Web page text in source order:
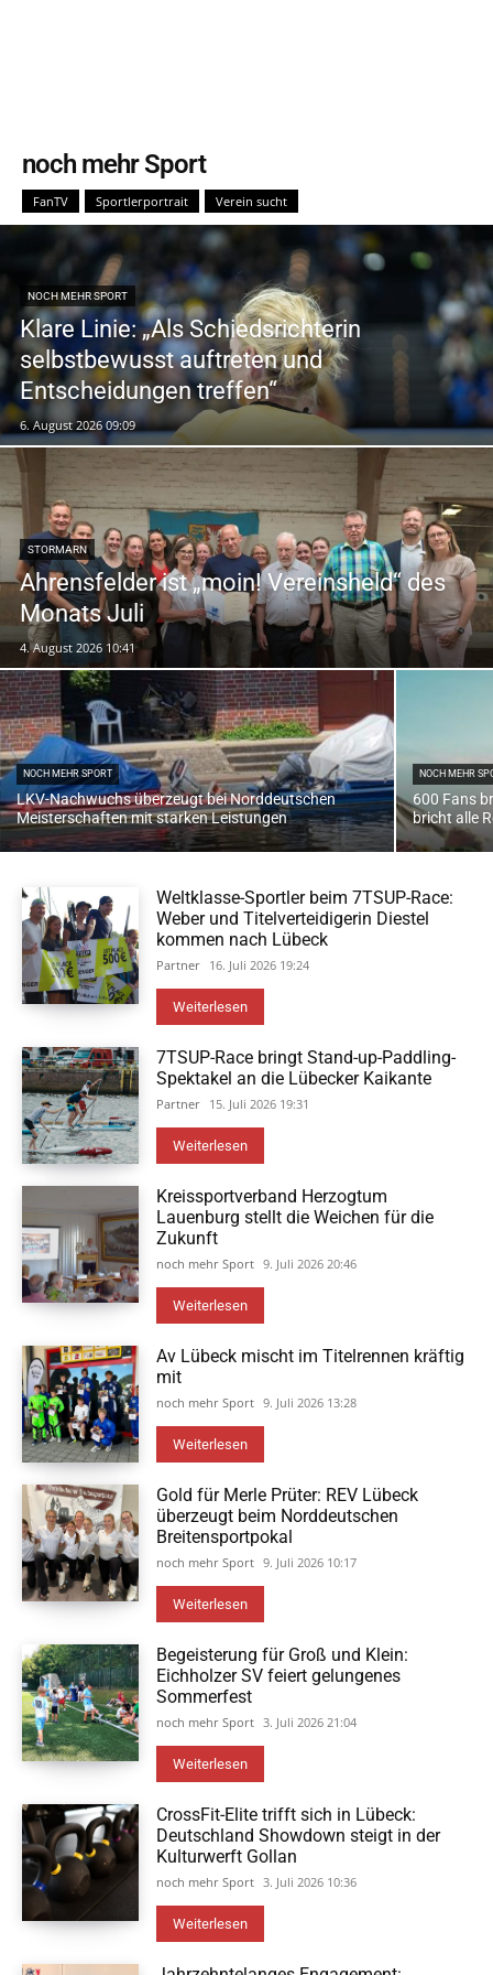
noch mehr Sport
FanTV Sportlerportrait Verein sucht
NOCH MEHR SPORT
Klare Linie: „Als Schiedsrichterin
selbstbewusst auftreten und
Entscheidungen treffen“
6. August 2026 09:09
STORMARN
Ahrensfelder ist „moin! Vereinsheld“ des
Monats Juli
4. August 2026 10:41
NOCH MEHR SPORT
LKV-Nachwuchs überzeugt bei Norddeutschen
Meisterschaften mit starken Leistungen
NOCH MEHR
600 Fans
bricht alle
Weltklasse-Sportler beim 7TSUP-Race:
Weber und Titelverteidigerin Diestel
kommen nach Lübeck
Partner 16. Juli 2026 19:24
Weiterlesen
7TSUP-Race bringt Stand-up-Paddling-
Spektakel an die Lübecker Kaikante
Partner 15. Juli 2026 19:31
Weiterlesen
Kreissportverband Herzogtum
Lauenburg stellt die Weichen für die
Zukunft
noch mehr Sport 9. Juli 2026 20:46
Weiterlesen
Av Lübeck mischt im Titelrennen kräftig
mit
noch mehr Sport 9. Juli 2026 13:28
Weiterlesen
Gold für Merle Prüter: REV Lübeck
überzeugt beim Norddeutschen
Breitensportpokal
noch mehr Sport 9. Juli 2026 10:17
Weiterlesen
Begeisterung für Groß und Klein:
Eichholzer SV feiert gelungenes
Sommerfest
noch mehr Sport 3. Juli 2026 21:04
Weiterlesen
CrossFit-Elite trifft sich in Lübeck:
Deutschland Showdown steigt in der
Kulturwerft Gollan
noch mehr Sport 3. Juli 2026 10:36
Weiterlesen